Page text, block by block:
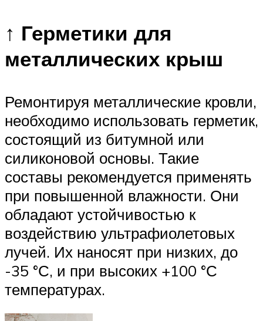
↑ Герметики для
металлических крыш
Ремонтируя металлические кровли,
необходимо использовать герметик,
состоящий из битумной или
силиконовой основы. Такие
составы рекомендуется применять
при повышенной влажности. Они
обладают устойчивостью к
воздействию ультрафиолетовых
лучей. Их наносят при низких, до
-35 °С, и при высоких +100 °С
температурах.